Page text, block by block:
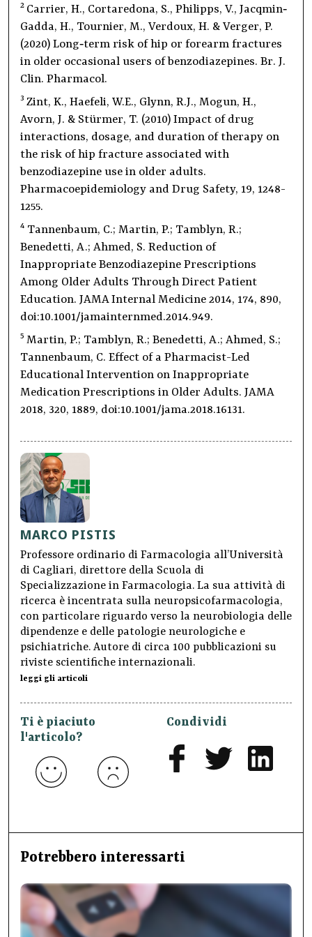
2 Carrier, H., Cortaredona, S., Philipps, V., Jacqmin‐
Gadda, H., Tournier, M., Verdoux, H. & Verger, P.
(2020) Long‐term risk of hip or forearm fractures
in older occasional users of benzodiazepines. Br. J.
Clin. Pharmacol.
3 Zint, K., Haefeli, W.E., Glynn, R.J., Mogun, H.,
Avorn, J. & Stürmer, T. (2010) Impact of drug
interactions, dosage, and duration of therapy on
the risk of hip fracture associated with
benzodiazepine use in older adults.
Pharmacoepidemiology and Drug Safety, 19, 1248-
1255.
4 Tannenbaum, C.; Martin, P.; Tamblyn, R.;
Benedetti, A.; Ahmed, S. Reduction of
Inappropriate Benzodiazepine Prescriptions
Among Older Adults Through Direct Patient
Education. JAMA Internal Medicine 2014, 174, 890,
doi:10.1001/jamainternmed.2014.949.
5 Martin, P.; Tamblyn, R.; Benedetti, A.; Ahmed, S.;
Tannenbaum, C. Effect of a Pharmacist-Led
Educational Intervention on Inappropriate
Medication Prescriptions in Older Adults. JAMA
2018, 320, 1889, doi:10.1001/jama.2018.16131.
MARCO PISTIS
Professore ordinario di Farmacologia all’Università
di Cagliari, direttore della Scuola di
Specializzazione in Farmacologia. La sua attività di
ricerca è incentrata sulla neuropsicofarmacologia,
con particolare riguardo verso la neurobiologia delle
dipendenze e delle patologie neurologiche e
psichiatriche. Autore di circa 100 pubblicazioni su
riviste scientifiche internazionali.
leggi gli articoli
Ti è piaciuto
l'articolo?
Condividi
Potrebbero interessarti